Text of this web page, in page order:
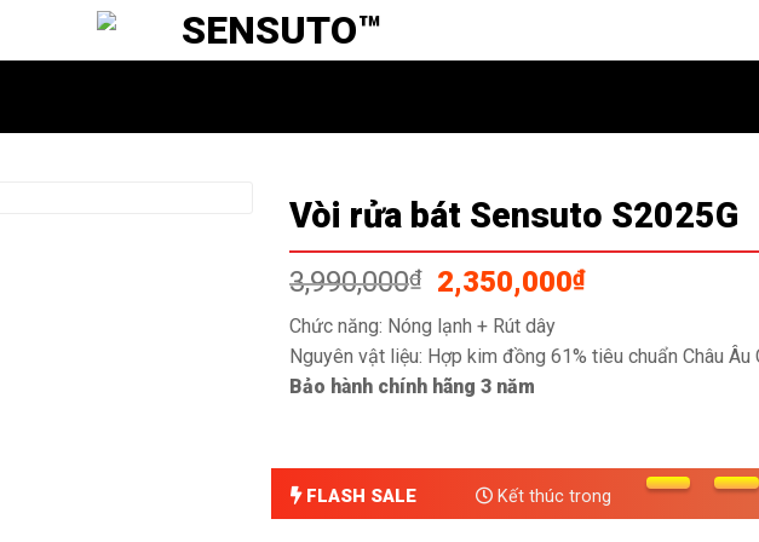
Vòi rửa bát Sensuto S2025G
3,990,000₫
Giá
gốc
là:
3,990,000₫.
2,350,000₫Giá
là:
Chức năng: Nóng lạnh + Rút dây
Nguyên vật liệu: Hợp kim đồng 61% tiêu chuẩn Châu Âu
Bảo hành chính hãng 3 năm
FLASH SALE Kết thúc trong